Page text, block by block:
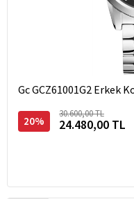
Gc GCZ61001G2 Erkek
20%
30.600,00 TL
24.480,00 TL